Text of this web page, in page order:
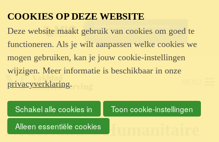
Advertentie
Nederlandse Humanitaire
COOKIES OP DEZE WEBSITE
Deze website maakt gebruik van cookies om goed te
functioneren. Als je wilt aanpassen welke cookies we
mogen gebruiken, kan je jouw cookie-instellingen
wijzigen. Meer informatie is beschikbaar in onze
privacyverklaring.
Schakel alle cookies in
Toon cookie-instellingen
Alleen essentiële cookies